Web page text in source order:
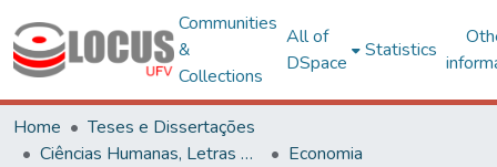
Communities
&
Collections
All of
DSpace
Statistics
Home
Teses e Dissertações
Ciências Humanas, Letras e Artes
Economia